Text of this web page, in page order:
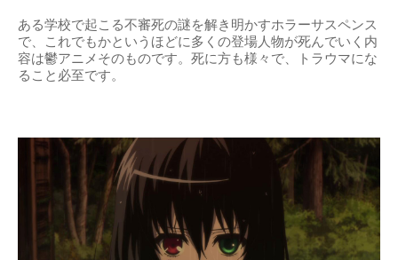
ある学校で起こる不審死の謎を解き明かすホラーサスペンス
で、これでもかというほどに多くの登場人物が死んでいく内
容は鬱アニメそのものです。死に方も様々で、トラウマにな
ること必至です。